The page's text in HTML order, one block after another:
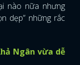
nào nữa nhưng
dẹp” những rắc
Ngân vừa dễ